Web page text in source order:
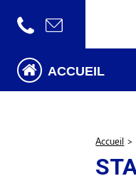
ACCUEIL
Accueil >